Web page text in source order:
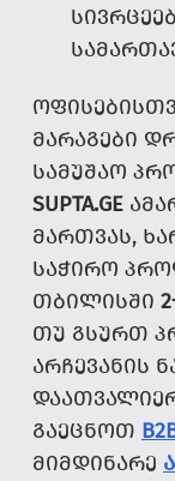
ᲛᲐᲠᲐᲒᲔᲑᲘ
ᲡᲐᲛᲣᲨᲐᲝ
SUPTA.GE
ᲛᲐᲠᲗᲕᲐᲡ,
ᲡᲐᲭᲘᲠᲝ
ᲗᲑᲘᲚᲘᲡᲨᲘ
ᲗᲣ ᲒᲡᲣᲠᲗ
ᲐᲠᲩᲔᲕᲐᲜᲘᲡ
ᲒᲐᲔᲪᲜᲝᲗ
ᲛᲘᲛᲓᲘᲜᲐᲠᲔ